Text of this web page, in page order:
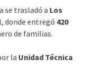
se trasladó a Los
donde entregó 420
de familias.
la Unidad Técnica